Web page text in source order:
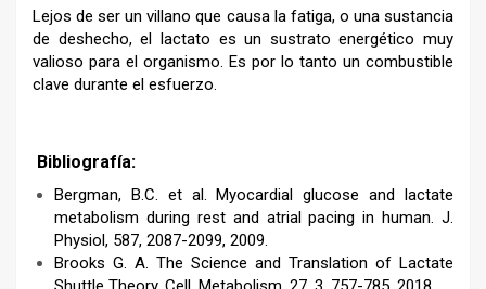
Lejos de ser un villano que causa la fatiga, o una sustancia
de deshecho, el lactato es un sustrato energético muy
valioso para el organismo. Es por lo tanto un combustible
clave durante el esfuerzo.
Bibliografía:
Bergman, B.C. et al. Myocardial glucose and lactate
metabolism during rest and atrial pacing in human. J.
Physiol, 587, 2087-2099, 2009.
Brooks G. A. The Science and Translation of Lactate